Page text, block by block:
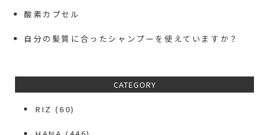
酸素カプセル
自分の髪質に合ったシャンプーを使えていますか？
CATEGORY
RIZ (60)